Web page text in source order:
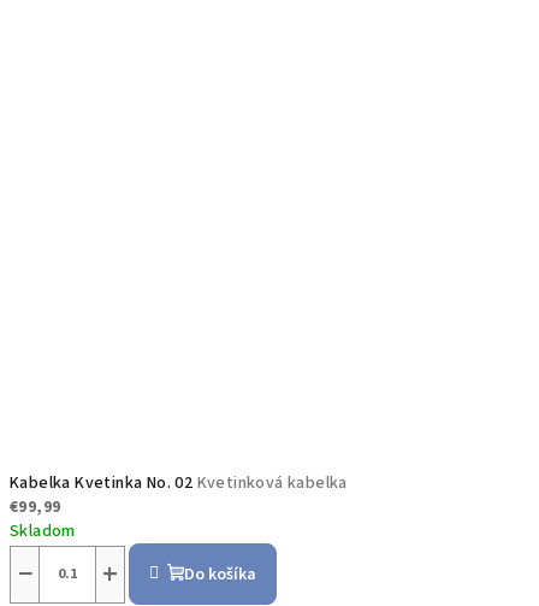
Kabelka Kvetinka No. 02 Kvetinková kabelka
€99,99
Skladom
+
− Do košíka